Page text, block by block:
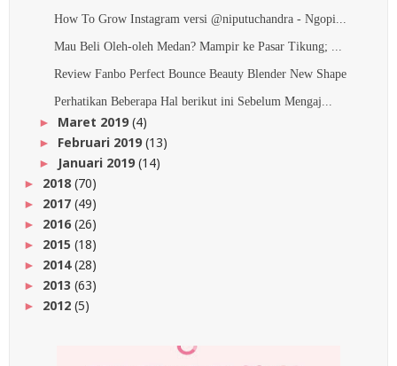
How To Grow Instagram versi @niputuchandra - Ngopi...
Mau Beli Oleh-oleh Medan? Mampir ke Pasar Tikung; ...
Review Fanbo Perfect Bounce Beauty Blender New Shape
Perhatikan Beberapa Hal berikut ini Sebelum Mengaj...
► Maret 2019(4)
► Februari 2019(13)
► Januari 2019(14)
► 2018 (70)
► 2017 (49)
► 2016(26)
► 2015 (18)
► 2014(28)
► 2013 (63)
► 2012 (5)